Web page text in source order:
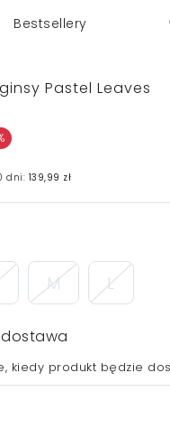
Bestsellery
Pastel Leaves
dni: 139,99 zł
M L
kiedy produkt będzie